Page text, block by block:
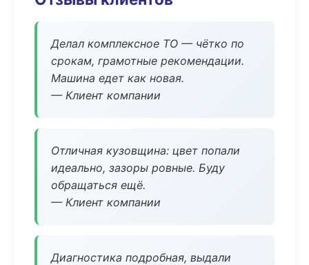
Делал комплексное ТО — чётко по
срокам, грамотные рекомендации.
Машина едет как новая.
— Клиент компании
Отличная кузовщина: цвет попали
идеально, зазоры ровные. Буду
обращаться ещё.
— Клиент компании
Диагностика подробная, выдали